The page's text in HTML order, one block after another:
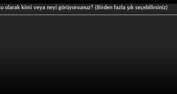
kimi veya neyi görüyorsunuz? (Birden fazla şık seçebilirsiniz)